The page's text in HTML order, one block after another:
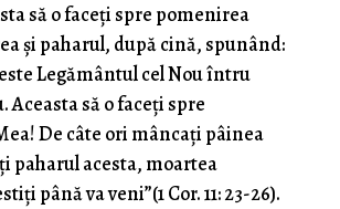
să o faceţi spre pomenirea
şi paharul, după cină, spunând:
Legământul cel Nou întru
Aceasta să o faceţi spre
De câte ori mâncaţi pâinea
paharul acesta, moartea
până va veni”(1 Cor. 11: 23-26).